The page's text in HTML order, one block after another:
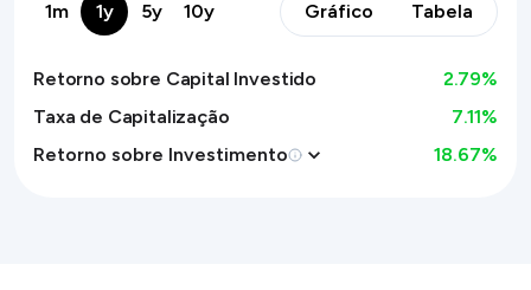
1m 1y 5y 10y Gráfico Tabela
Retorno sobre Capital Investido 2.79%
Taxa de Capitalização
7.11%
Retorno sobre Investimento
18.67%